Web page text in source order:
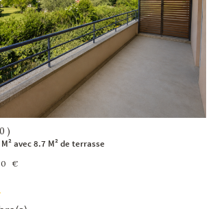
bien
avec 8.7 M² de terrasse
€